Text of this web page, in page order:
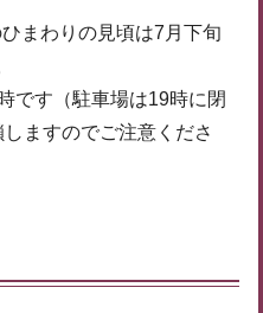
まわりの見頃は7月下旬
です（駐車場は19時に閉
ますのでご注意くださ